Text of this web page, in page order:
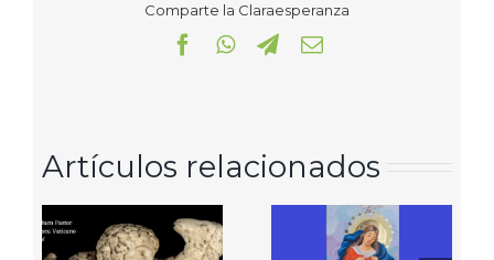
Comparte la Claraesperanza
Facebook
WhatsApp
Telegram
Correo
Artículos relacionados